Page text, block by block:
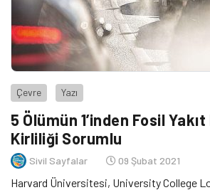
Çevre Yazı
5 Ölümün 1’inden Fosil
Kirliliği Sorumlu
Sivil Sayfalar 09 Şubat 2021
Harvard Üniversitesi, University College